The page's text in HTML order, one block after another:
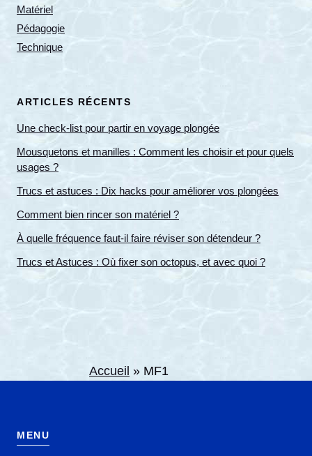
Matériel
Pédagogie
Technique
ARTICLES RÉCENTS
Une check-list pour partir en voyage plongée
Mousquetons et manilles : Comment les choisir et pour quels
usages ?
Trucs et astuces : Dix hacks pour améliorer vos plongées
Comment bien rincer son matériel ?
À quelle fréquence faut-il faire réviser son détendeur ?
Trucs et Astuces : Où fixer son octopus, et avec quoi ?
Accueil » MF1
MENU